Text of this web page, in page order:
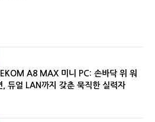
A8 MAX 미니 PC: 손바닥 위 워
, 듀얼 LAN까지 갖춘 묵직한 실력자